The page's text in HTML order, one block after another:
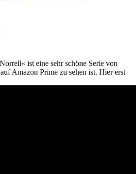
ist eine sehr schöne Serie von
Amazon Prime zu sehen ist. Hier erst